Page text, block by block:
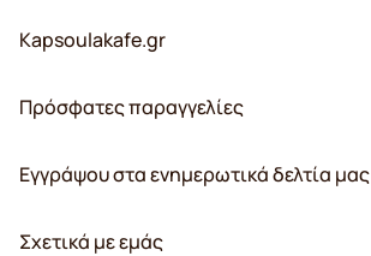
Kapsoulakafe.gr
Πρόσφατες παραγγελίες
Εγγράψου στα ενημερωτικά δελτία μας
Σχετικά με εμάς